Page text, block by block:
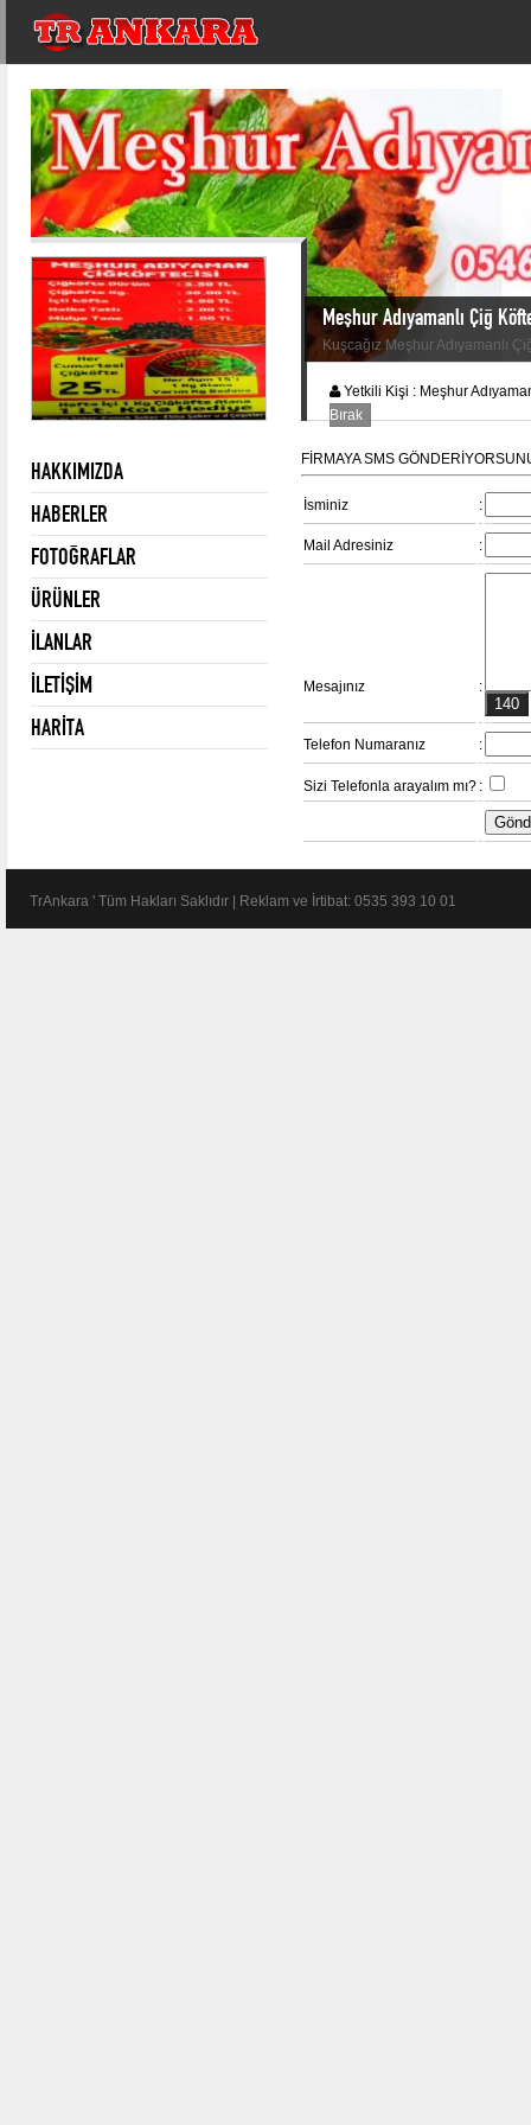
Meşhur Adıyamanlı Çiğ
Kuşcağız Meşhur Adıyamanlı
Yetkili Kişi : Meşhur
Bırak
HAKKIMIZDA
HABERLER
FOTOĞRAFLAR
ÜRÜNLER
İLANLAR
İLETİŞİM
HARİTA
FİRMAYA SMS
İsminiz :
Mail Adresiniz :
Mesajınız :
Telefon Numaranız :
Sizi Telefonla arayalım mı? :
TrAnkara ' Tüm Hakları Saklıdır | Reklam ve İrtibat: 0535 393 10 01